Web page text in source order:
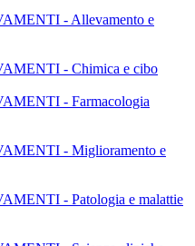
- Allevamento e
- Chimica e cibo
- Farmacologia
- Miglioramento e
- Patologia e malattie